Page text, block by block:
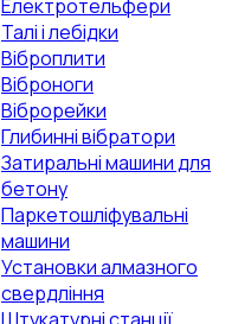
Електротельфери
Талі і лебідки
Віброплити
Віброноги
Віброрейки
Глибинні вібратори
Затиральні машини для
бетону
Паркетошліфувальні
машини
Установки алмазного
свердління